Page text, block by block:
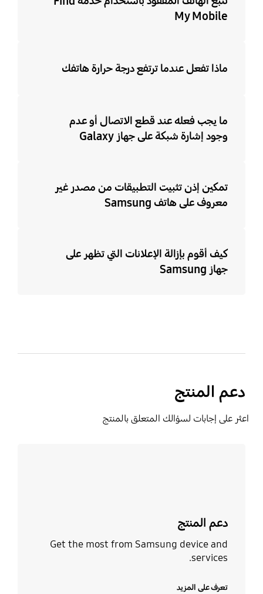
My Mobile
ماذا تفعل عندما ترتفع درجة حرارة هاتفك
ما يجب فعله عند قطع الاتصال أو عدم
وجود إشارة شبكة على جهاز Galaxy
تمكين إذن تثبيت التطبيقات من مصدر غير
معروف على هاتف Samsung
كيف أقوم بإزالة الإعلانات التي تظهر على
جهاز Samsung
دعم المنتج
اعثر على إجابات لسؤالك المتعلق بالمنتج
دعم المنتج
Get the most from Samsung device and
services.
تعرف على المزيد